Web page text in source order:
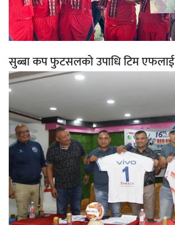
सुब्बा कप फुटसलको उपाधि टिम एफलाई